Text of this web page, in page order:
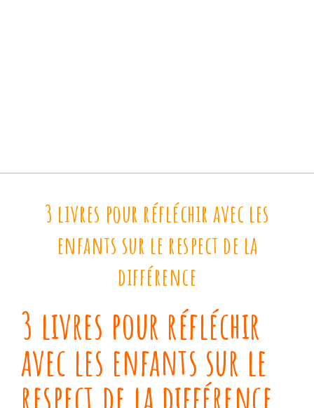
3 livres pour réfléchir avec les
enfants sur le respect de la
différence
3 livres pour réfléchir
avec les enfants sur le
respect de la différence